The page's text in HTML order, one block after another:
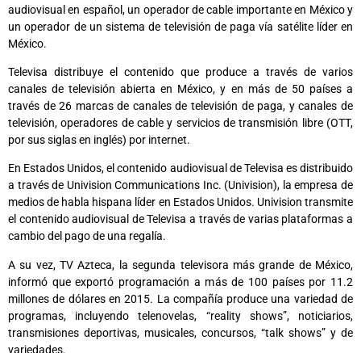
audiovisual en español, un operador de cable importante en México y
un operador de un sistema de televisión de paga vía satélite líder en
México.
Televisa distribuye el contenido que produce a través de varios
canales de televisión abierta en México, y en más de 50 países a
través de 26 marcas de canales de televisión de paga, y canales de
televisión, operadores de cable y servicios de transmisión libre (OTT,
por sus siglas en inglés) por internet.
En Estados Unidos, el contenido audiovisual de Televisa es distribuido
a través de Univision Communications Inc. (Univision), la empresa de
medios de habla hispana líder en Estados Unidos. Univision transmite
el contenido audiovisual de Televisa a través de varias plataformas a
cambio del pago de una regalía.
A su vez, TV Azteca, la segunda televisora más grande de México,
informó que exportó programación a más de 100 países por 11.2
millones de dólares en 2015. La compañía produce una variedad de
programas, incluyendo telenovelas, “reality shows”, noticiarios,
transmisiones deportivas, musicales, concursos, “talk shows” y de
variedades.